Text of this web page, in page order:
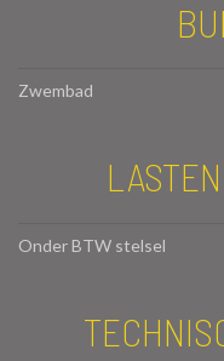
Zwembad
Onder BTW stelsel